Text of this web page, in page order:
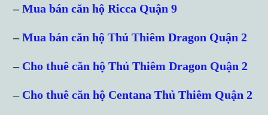
–Mua bán căn hộ Ricca Quận 9
–Mua bán căn hộ Thủ Thiêm Dragon Quận 2
– Cho thuê căn hộ Thủ Thiêm Dragon Quận 2
– Cho thuê căn hộ Centana Thủ Thiêm Quận 2